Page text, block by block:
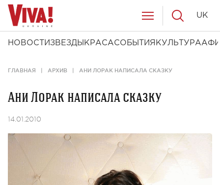
НОВОСТИ ЗВЕЗДЫ КРАСАСОБЫТИЯ КУЛЬТУРА
UK
ГЛАВНАЯ АРХИВ АНИ ЛОРАК НАПИСАЛА СКАЗКУ
Ани Лорак написала сказку
14.01.2010